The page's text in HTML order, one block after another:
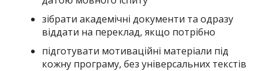
зібрати академічні документи та одразу
віддати на переклад, якщо потрібно
підготувати мотиваційні матеріали під
кожну програму, без універсальних текстів